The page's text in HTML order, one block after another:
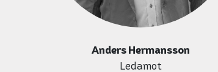
Anders Hermansson
Ledamot